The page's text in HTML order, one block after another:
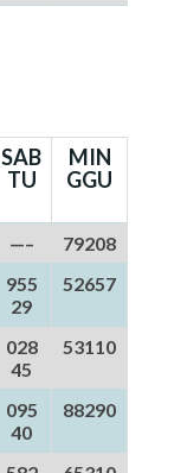
SAB
TU
MIN
GGU
—–
79208
955
29
52657
028
45
53110
095
40
88290